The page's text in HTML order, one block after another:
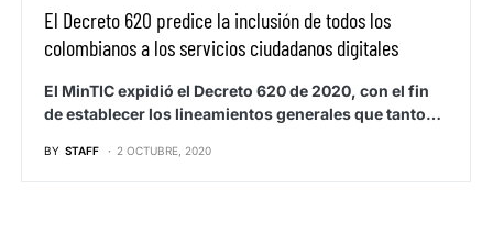
El Decreto 620 predice la inclusión de todos los
colombianos a los servicios ciudadanos digitales
El MinTIC expidió el Decreto 620 de 2020, con el fin
de establecer los lineamientos generales que tanto…
BY STAFF 2 OCTUBRE, 2020